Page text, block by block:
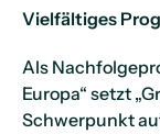
Vielfältiges
Als
Europa“ setzt
Schwerpunkt